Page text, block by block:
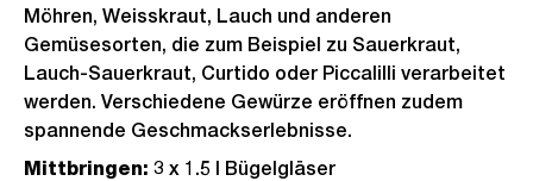
Möhren, Weisskraut, Lauch und anderen
Gemüsesorten, die zum Beispiel zu Sauerkraut,
Lauch-Sauerkraut, Curtido oder Piccalilli verarbeitet
werden. Verschiedene Gewürze eröffnen zudem
spannende Geschmackserlebnisse.
Mittbringen: 3 x 1.5 l Bügelgläser